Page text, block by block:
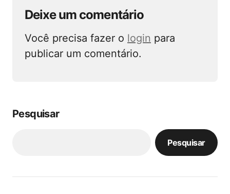
Deixe um comentário
Você precisa fazer o login para
publicar um comentário.
Pesquisar
Pesquisar